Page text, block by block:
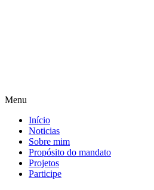
Menu
Início
Noticias
Sobre mim
Propósito do mandato
Projetos
Participe